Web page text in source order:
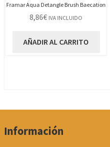
Framar Aqua Detangle Brush Baecation
8,86€ IVA INCLUIDO
AÑADIR AL CARRITO
Información